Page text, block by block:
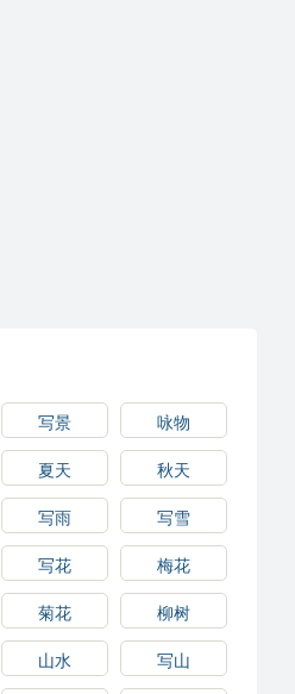
写景
咏物
夏天
秋天
写雨
写雪
写花
梅花
菊花
柳树
山水
写山